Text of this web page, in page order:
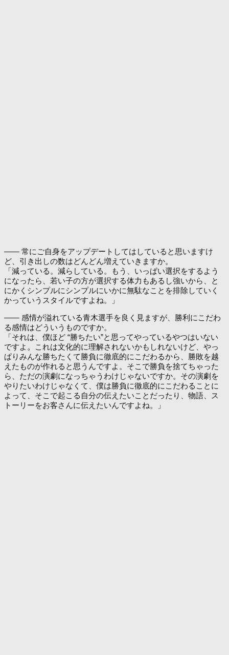
―― 常にご自身をアップデートしてはしていると思いますけ
ど、引き出しの数はどんどん増えていきますか。
「減っている。減らしている。もう、いっぱい選択をするよう
になったら、若い子の方が選択する体力もあるし強いから、と
にかくシンプルにシンプルにいかに無駄なことを排除していく
かっていうスタイルですよね。」
―― 感情が溢れている青木選手を良く見ますが、勝利にこだわ
る感情はどういうものですか。
「それは、僕ほど “勝ちたい”と思ってやっているやつはいない
ですよ。これは文化的に理解されないかもしれないけど、やっ
ぱりみんな勝ちたくて勝負に徹底的にこだわるから、勝敗を越
えたものが作れると思うんですよ。そこで勝負を捨てちゃった
ら、ただの演劇になっちゃうわけじゃないですか。その演劇を
やりたいわけじゃなくて、僕は勝負に徹底的にこだわることに
よって、そこで起こる自分の伝えたいことだったり、物語、ス
トーリーをお客さんに伝えたいんですよね。」